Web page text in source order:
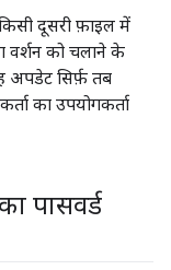
दूसरी फ़ाइल में
को चलाने के
अपडेट सिर्फ़ तब
का उपयोगकर्ता
पासवर्ड